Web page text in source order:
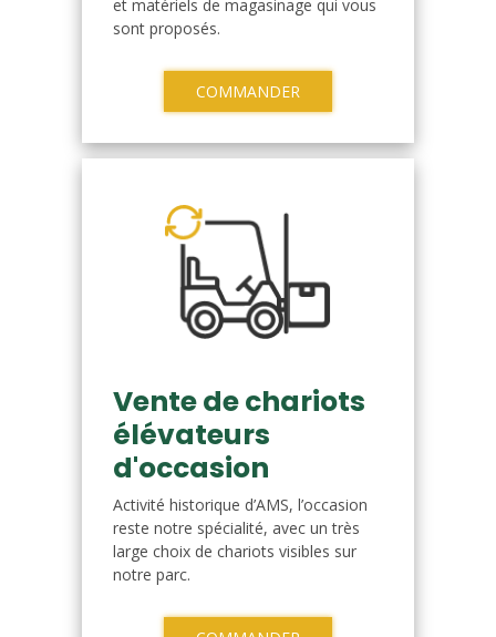
et matériels de magasinage qui vous
sont proposés.
COMMANDER
Vente de chariots
élévateurs
d'occasion
Activité historique d’AMS, l’occasion
reste notre spécialité, avec un très
large choix de chariots visibles sur
notre parc.